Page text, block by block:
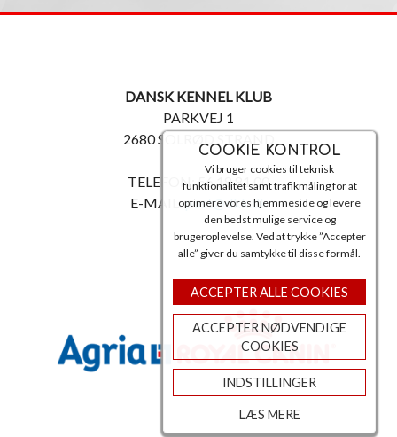
COOKIE KONTROL
Vi bruger cookies til teknisk
funktionalitet samt trafikmåling for at
optimere vores hjemmeside og levere
den bedst mulige service og
brugeroplevelse. Ved at trykke ”Accepter
alle” giver du samtykke til disse formål.
ACCEPTER ALLE COOKIES
ACCEPTER NØDVENDIGE
COOKIES
INDSTILLINGER
LÆS MERE
DANSK KENNEL KLUB
PARKVEJ 1
2680 SOLRØD STRAND
TELEFON: 56 18 81 00
E-MAIL:post@dkk.dk